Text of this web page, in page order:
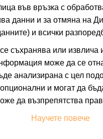
Общо 0хотела
във връзка с
данни и за отмяна на
и всички
съхранява или
може да се
анализирана с цел
и могат да
да възпрепятства
Научете повече